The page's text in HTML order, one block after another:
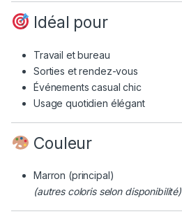
Idéal pour
Travail et bureau
Sorties et rendez-vous
Événements casual chic
Usage quotidien élégant
Couleur
Marron (principal)
(autres coloris selon disponibilité)